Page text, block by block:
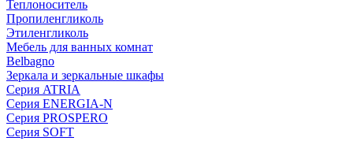
Теплоноситель
Пропиленгликоль
Этиленгликоль
Мебель для ванных комнат
Belbagno
Зеркала и зеркальные шкафы
Серия ATRIA
Серия ENERGIA-N
Серия PROSPERO
Серия SOFT